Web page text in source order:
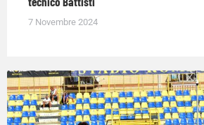
7 Novembre 2024